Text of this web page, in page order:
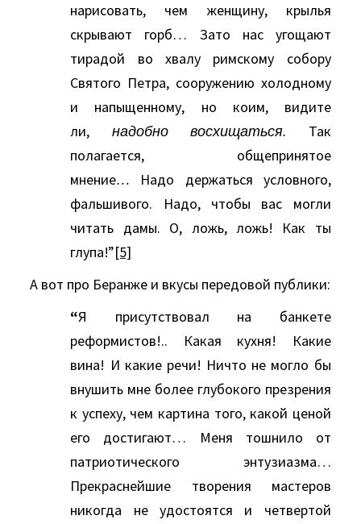
нарисовать, чем женщину, крылья
скрывают горб… Зато нас угощают
тирадой во хвалу римскому собору
Святого Петра, сооружению холодному
и напыщенному, но коим, видите
ли, надобно восхищаться. Так
полагается, общепринятое
мнение… Надо держаться условного,
фальшивого. Надо, чтобы вас могли
читать дамы. О, ложь, ложь! Как ты
глупа!”[5]
А вот про Беранже и вкусы передовой публики:
“Я присутствовал на банкете
реформистов!.. Какая кухня! Какие
вина! И какие речи! Ничто не могло бы
внушить мне более глубокого презрения
к успеху, чем картина того, какой ценой
его достигают… Меня тошнило от
патриотического энтузиазма…
Прекраснейшие творения мастеров
никогда не удостоятся и четвертой